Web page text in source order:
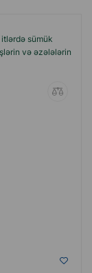
itlərdə sümük
və əzələlərin